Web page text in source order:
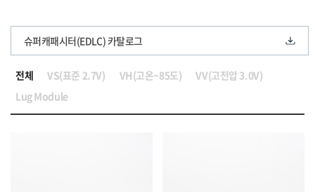
슈퍼캐패시터(EDLC) 카탈로그
전체 VS(표준 2.7V) VH(고온~85도)
VV(고전압 3.0V)
Lug Module